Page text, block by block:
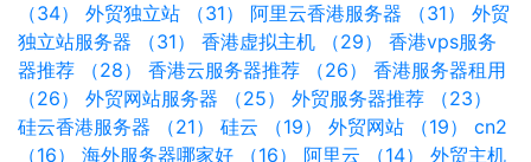
（34）
外贸独立站 （31） 阿里云香港服务器 （31）
外贸
独立站服务器 （31）
香港虚拟主机 （29）
香港vps服务
器推荐 （28）
香港云服务器推荐 （26）
香港服务器租用
（26）
外贸网站服务器 （25）
外贸服务器推荐 （23）
硅云香港服务器 （21）
硅云 （19） 外贸网站 （19）
cn2
（16）
海外服务器哪家好 （16） 阿里云 （14）
外贸主机